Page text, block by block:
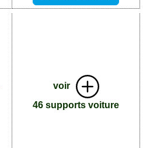
voir
46 supports voiture